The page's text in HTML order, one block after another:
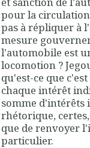
pour la
pas à répliquer à
mesure
l'automobile est
locomotion ?
qu'est-ce que
chaque intérêt
somme d'intérêts
rhétorique,
que de renvoyer
particulier.